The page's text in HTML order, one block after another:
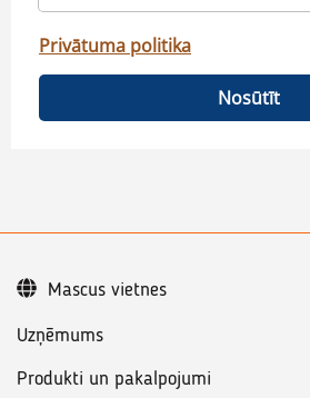
Privātuma politika
Nosūtīt
Uzņēmums
Produkti un pakalpojumi
Mascus vietnes